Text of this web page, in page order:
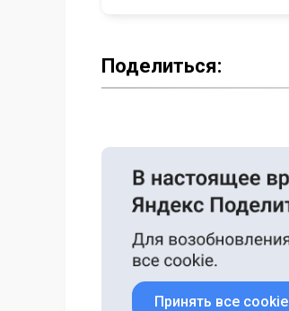
Поделиться:
Принять все cookie